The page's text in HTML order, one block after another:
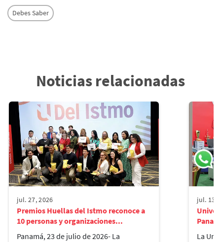
Debes Saber
Noticias relacionadas
jul. 27, 2026
Premios Huellas del Istmo reconoce a
10 personas y organizaciones...
Panamá, 23 de julio de 2026- La
jul. 13,
La